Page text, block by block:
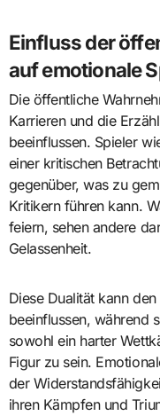
Einfluss der
auf emotionale
Die öffentliche
Karrieren und die
beeinflussen. Spieler
einer kritischen
gegenüber, was zu
Kritikern führen kann.
feiern, sehen andere
Gelassenheit.
Diese Dualität kann
beeinflussen, während
sowohl ein harter
Figur zu sein.
der
ihren Kämpfen und